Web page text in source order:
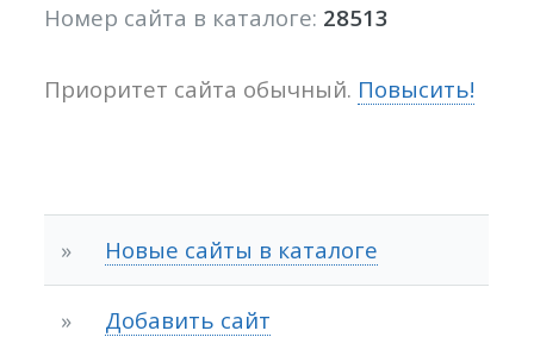
Номер сайта в каталоге: 28513
Приоритет сайта обычный. Повысить!
» Новые сайты в каталоге
» Добавить сайт